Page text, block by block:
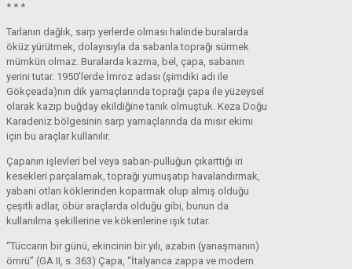
* * *
Tarlanın dağlık, sarp yerlerde olması halinde buralarda
öküz yürütmek, dolayısıyla da sabanla toprağı sürmek
mümkün olmaz. Buralarda kazma, bel, çapa, sabanın
yerini tutar. 1950’lerde İmroz adası (şimdiki adı ile
Gökçeada)nın dik yamaçlarında toprağı çapa ile yüzeysel
olarak kazıp buğday ekildiğine tanık olmuştuk. Keza Doğu
Karadeniz bölgesinin sarp yamaçlarında da mısır ekimi
için bu araçlar kullanılır.
Çapanın işlevleri bel veya saban-pulluğun çıkarttığı iri
kesekleri parçalamak, toprağı yumuşatıp havalandırmak,
yabani otları köklerinden koparmak olup almış olduğu
çeşitli adlar, öbür araçlarda olduğu gibi, bunun da
kullanılma şekillerine ve kökenlerine ışık tutar.
“Tüccarın bir günü, ekincinin bir yılı, azabın (yanaşmanın)
ömrü” (GA II, s. 363) Çapa, “İtalyanca zappa ve modern